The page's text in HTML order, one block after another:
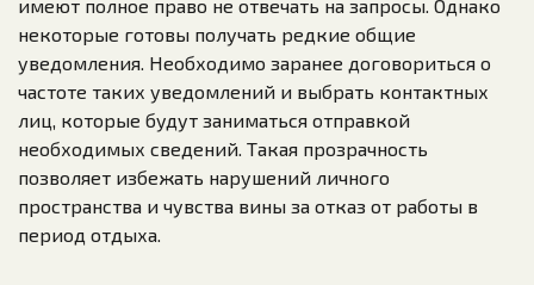
имеют полное право не отвечать на запросы. Однако
некоторые готовы получать редкие общие
уведомления. Необходимо заранее договориться о
частоте таких уведомлений и выбрать контактных
лиц, которые будут заниматься отправкой
необходимых сведений. Такая прозрачность
позволяет избежать нарушений личного
пространства и чувства вины за отказ от работы в
период отдыха.